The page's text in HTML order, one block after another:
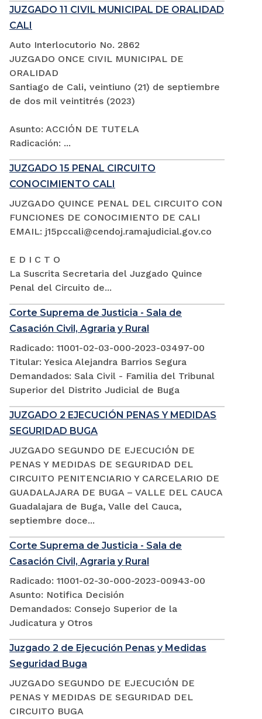
JUZGADO 11 CIVIL MUNICIPAL DE ORALIDAD
CALI
Auto Interlocutorio No. 2862
JUZGADO ONCE CIVIL MUNICIPAL DE
ORALIDAD
Santiago de Cali, veintiuno (21) de septiembre
de dos mil veintitrés (2023)
Asunto: ACCIÓN DE TUTELA
Radicación: ...
JUZGADO 15 PENAL CIRCUITO
CONOCIMIENTO CALI
JUZGADO QUINCE PENAL DEL CIRCUITO CON
FUNCIONES DE CONOCIMIENTO DE CALI
EMAIL: j15pccali@cendoj.ramajudicial.gov.co
E D I C T O
La Suscrita Secretaria del Juzgado Quince
Penal del Circuito de...
Corte Suprema de Justicia - Sala de
Casación Civil, Agraria y Rural
Radicado: 11001-02-03-000-2023-03497-00
Titular: Yesica Alejandra Barrios Segura
Demandados: Sala Civil - Familia del Tribunal
Superior del Distrito Judicial de Buga
JUZGADO 2 EJECUCIÓN PENAS Y MEDIDAS
SEGURIDAD BUGA
JUZGADO SEGUNDO DE EJECUCIÓN DE
PENAS Y MEDIDAS DE SEGURIDAD DEL
CIRCUITO PENITENCIARIO Y CARCELARIO DE
GUADALAJARA DE BUGA – VALLE DEL CAUCA
Guadalajara de Buga, Valle del Cauca,
septiembre doce...
Corte Suprema de Justicia - Sala de
Casación Civil, Agraria y Rural
Radicado: 11001-02-30-000-2023-00943-00
Asunto: Notifica Decisión
Demandados: Consejo Superior de la
Judicatura y Otros
Juzgado 2 de Ejecución Penas y Medidas
Seguridad Buga
JUZGADO SEGUNDO DE EJECUCIÓN DE
PENAS Y MEDIDAS DE SEGURIDAD DEL
CIRCUITO BUGA